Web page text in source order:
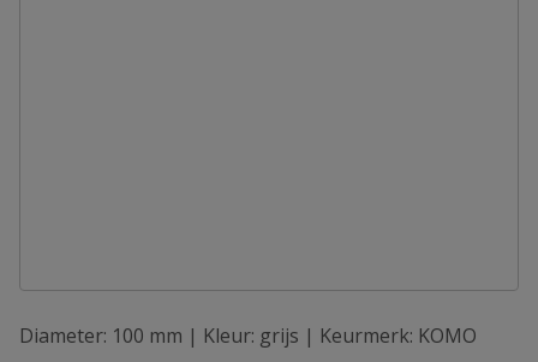
Diameter: 100 mm | Kleur: grijs | Keurmerk: KOMO